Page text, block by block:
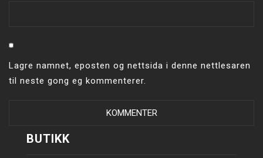
Lagre namnet, eposten og nettsida i denne nettlesaren
til neste gong eg kommenterer.
BUTIKK